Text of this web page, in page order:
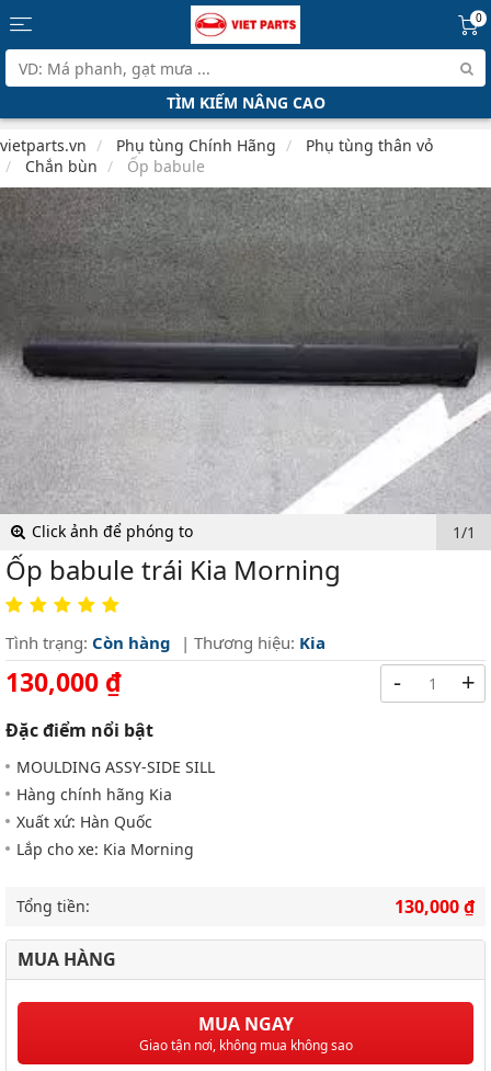
0
TÌM KIẾM NÂNG CAO
vietparts.vn Phụ tùng Chính Hãng
Phụ tùng thân vỏ
Chắn bùn
Ốp babule
Click ảnh để phóng to 1/1
Ốp babule trái Kia Morning
Tình trạng: Còn hàng | Thương hiệu: Kia
130,000 ₫
Đặc điểm nổi bật
MOULDING ASSY-SIDE SILL
Hàng chính hãng Kia
Xuất xứ: Hàn Quốc
Lắp cho xe: Kia Morning
- +
Tổng tiền: 130,000 ₫
MUA HÀNG
MUA NGAY
Giao tận nơi, không mua không sao